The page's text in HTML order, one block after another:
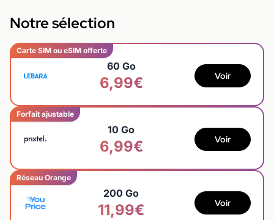
Notre sélection
Carte SIM ou eSIM offerte
60 Go
6,99€ Voir
Forfait ajustable
10 Go
6,99€ Voir
Réseau Orange
200 Go
11,99€ Voir